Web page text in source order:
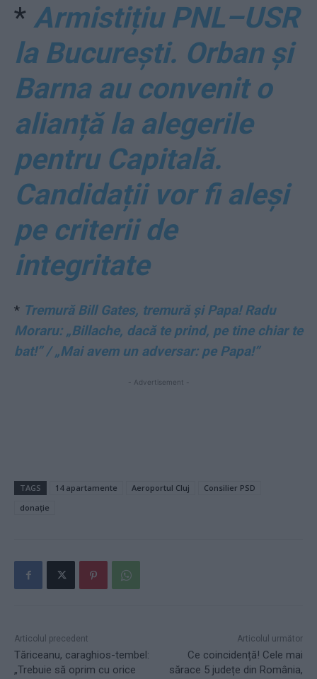
* Armistițiu PNL–USR
la București. Orban și
Barna au convenit o
alianță la alegerile
pentru Capitală.
Candidații vor fi aleși
pe criterii de
integritate
* Tremură Bill Gates, tremură și Papa! Radu
Moraru: „Billache, dacă te prind, pe tine chiar te
bat!” / „Mai avem un adversar: pe Papa!”
- Advertisement -
TAGS 14 apartamente Aeroportul Cluj
Consilier PSD
donație
Articolul precedent
Tăriceanu, caraghios-tembel:
„Trebuie să oprim cu orice
Articolul următor
Ce coincidență! Cele mai
sărace 5 județe din România,